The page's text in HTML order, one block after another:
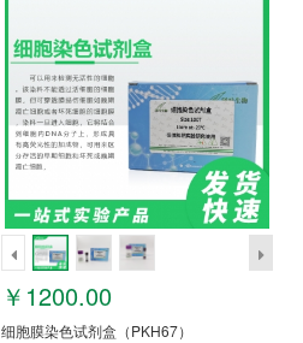
￥1200.00
细胞膜染色试剂盒（PKH67）